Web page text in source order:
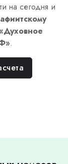
на сегодня и
Духовное
».